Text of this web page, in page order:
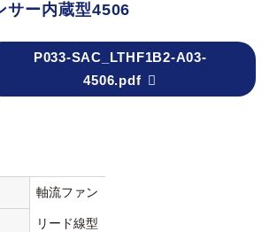
サー内蔵型4506
P033-SAC_LTHF1B2-A03-
4506.pdf
軸流ファン
リード線型